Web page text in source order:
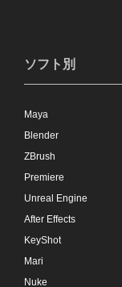
ソフト別
Maya
Blender
ZBrush
Premiere
Unreal Engine
After Effects
KeyShot
Mari
Nuke